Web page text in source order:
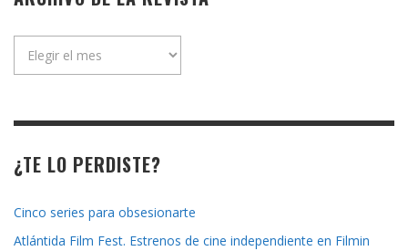
¿TE LO PERDISTE?
Cinco series para obsesionarte
Atlántida Film Fest. Estrenos de cine independiente en Filmin